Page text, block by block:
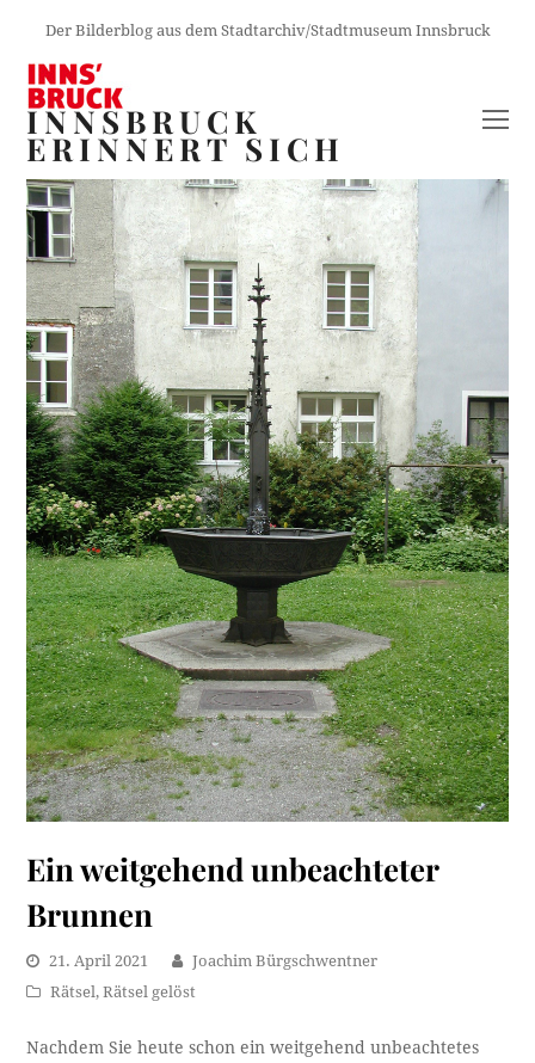
Der Bilderblog aus dem Stadtarchiv/Stadtmuseum Innsbruck
INNSBRUCK
ERINNERT SICH
Ein weitgehend unbeachteter
Brunnen
21. April 2021
Joachim Bürgschwentner
Rätsel,Rätsel gelöst
Nachdem Sie heute schon ein weitgehend unbeachtetes